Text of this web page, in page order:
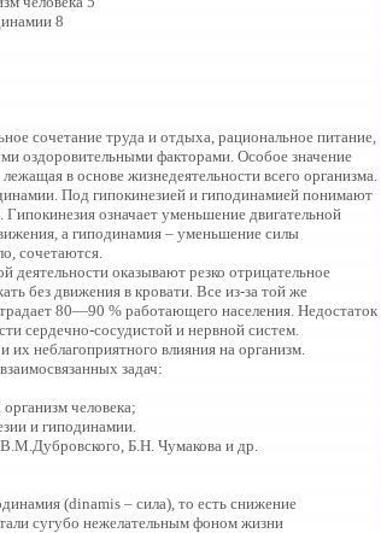
8
сочетание труда и отдыха, рациональное питание,
оздоровительными факторами. Особое значение
в основе жизнедеятельности всего организма.
Под гипокинезией и гиподинамией понимают
означает уменьшение двигательной
а гиподинамия – уменьшение силы
сочетаются.
деятельности оказывают резко отрицательное
без движения в кровати. Все из-за той же
80—90 % работающего населения. Недостаток
сердечно-сосудистой и нервной систем.
их неблагоприятного влияния на организм.
задач:
человека;
и гиподинамии.
Б.Н. Чумакова и др.
(dinamis – сила), то есть снижение
сугубо нежелательным фоном жизни